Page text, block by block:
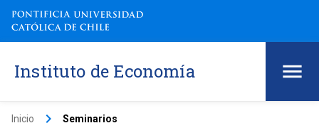
Instituto de Economía
Inicio keyboard_arrow_right Seminarios